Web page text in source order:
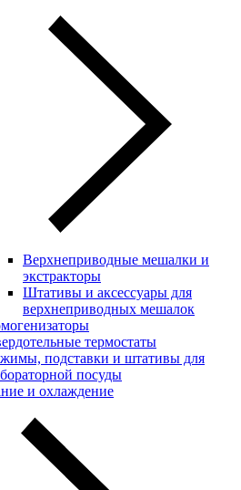
Верхнеприводные мешалки и
экстракторы
Штативы и аксессуары для
верхнеприводных мешалок
термостаты
подставки и штативы для
посуды
и охлаждение